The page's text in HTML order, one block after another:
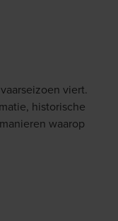
viert.
historische
waarop